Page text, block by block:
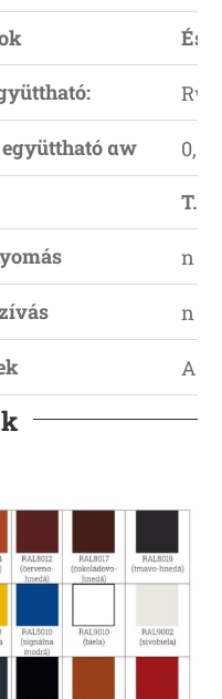
És
Rw
αw 0,15
T.
n =
n =
A